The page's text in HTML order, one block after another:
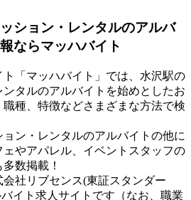
ション・レンタルのアルバ
ならマッハバイト
「マッハバイト」では、水沢駅の
タルのアルバイトを始めとしたお
種、特徴などさまざまな方法で検
ン・レンタルのアルバイトの他に
ェやアパレル、イベントスタッフの
数掲載！
会社リブセンス(東証スタンダー
バイト求人サイトです（なお、職業